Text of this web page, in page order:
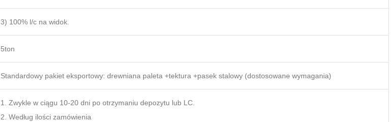
3) 100% l/c na widok.
5ton
Standardowy pakiet eksportowy: drewniana paleta +tektura +pasek stalowy (dostosowane wymagania)
1. Zwykle w ciągu 10-20 dni po otrzymaniu depozytu lub LC.
2. Według ilości zamówienia